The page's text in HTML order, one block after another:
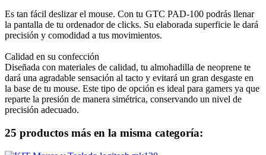
Es tan fácil deslizar el mouse. Con tu GTC PAD-100 podrás llenar
la pantalla de tu ordenador de clicks. Su elaborada superficie le dará
precisión y comodidad a tus movimientos.
Calidad en su confección
Diseñada con materiales de calidad, tu almohadilla de neoprene te
dará una agradable sensación al tacto y evitará un gran desgaste en
la base de tu mouse. Este tipo de opción es ideal para gamers ya que
reparte la presión de manera simétrica, conservando un nivel de
precisión adecuado.
25 productos más en la misma categoría: